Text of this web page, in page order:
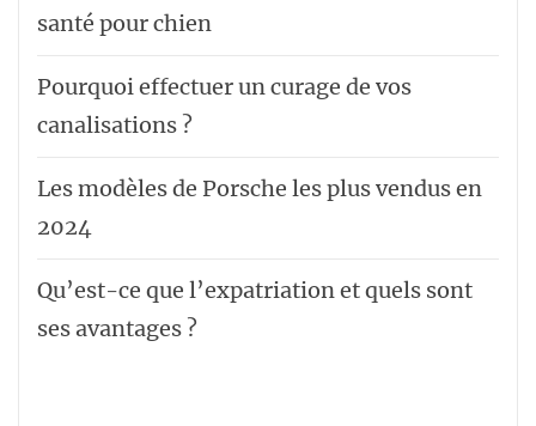
santé pour chien
Pourquoi effectuer un curage de vos
canalisations ?
Les modèles de Porsche les plus vendus en
2024
Qu’est-ce que l’expatriation et quels sont
ses avantages ?